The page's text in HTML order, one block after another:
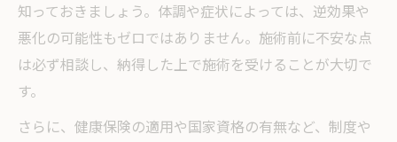
知っておきましょう。体調や症状によっては、逆効果や
悪化の可能性もゼロではありません。施術前に不安な点
は必ず相談し、納得した上で施術を受けることが大切で
す。
さらに、健康保険の適用や国家資格の有無など、制度や